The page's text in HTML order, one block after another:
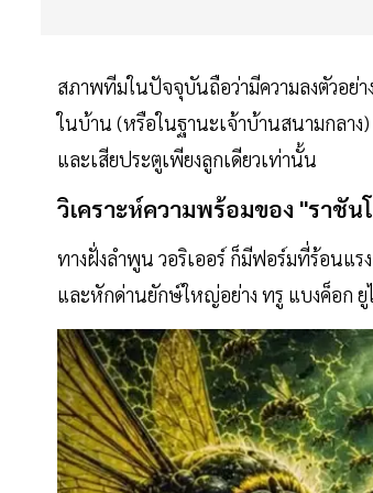
สภาพทีมในปัจจุบันถือว่ามีความลงตัวอย่
ในบ้าน (หรือในฐานะเจ้าบ้านสนามกลาง
และเสียประตูเพียงลูกเดียวเท่านั้น
วิเคราะห์ความพร้อมของ "ราชัน
ทางฝั่งลำพูน วอริเออร์ ก็มีฟอร์มที่ร้อนแร
และหักด่านยักษ์ใหญ่อย่าง ทรู แบงค็อก ยู